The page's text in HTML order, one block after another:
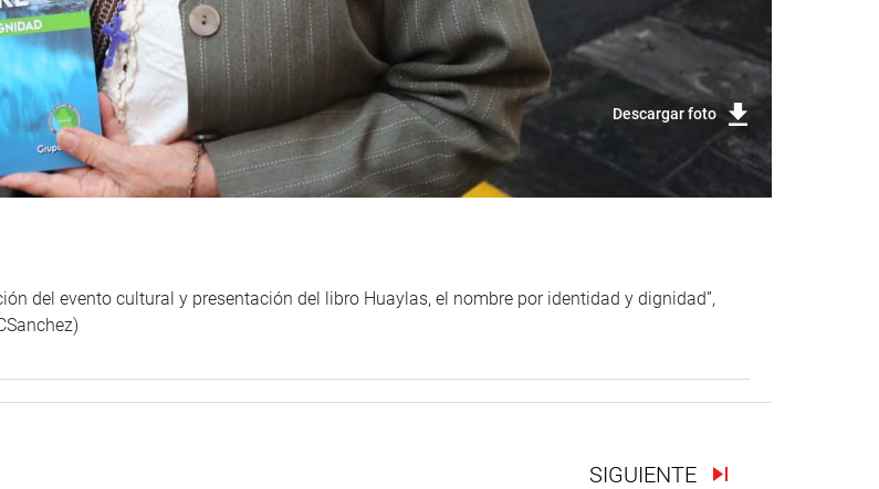
Descargar foto
del evento cultural y presentación del libro Huaylas, el nombre por identidad y dignidad”,
SIGUIENTE